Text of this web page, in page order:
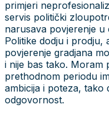
primjeri
servis politički
narusava povjerenje u
Politike dodju i prodju,
povjerenje gradjana
i nije bas tako. Moram
prethodnom periodu
ambicija i poteza, tako
odgovornost.